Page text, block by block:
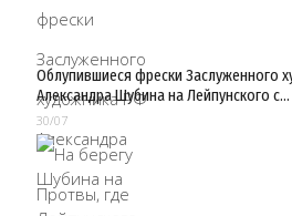
Облупившиеся фрески Заслуженного
Александра Шубина на Лейпунского с…
30/07